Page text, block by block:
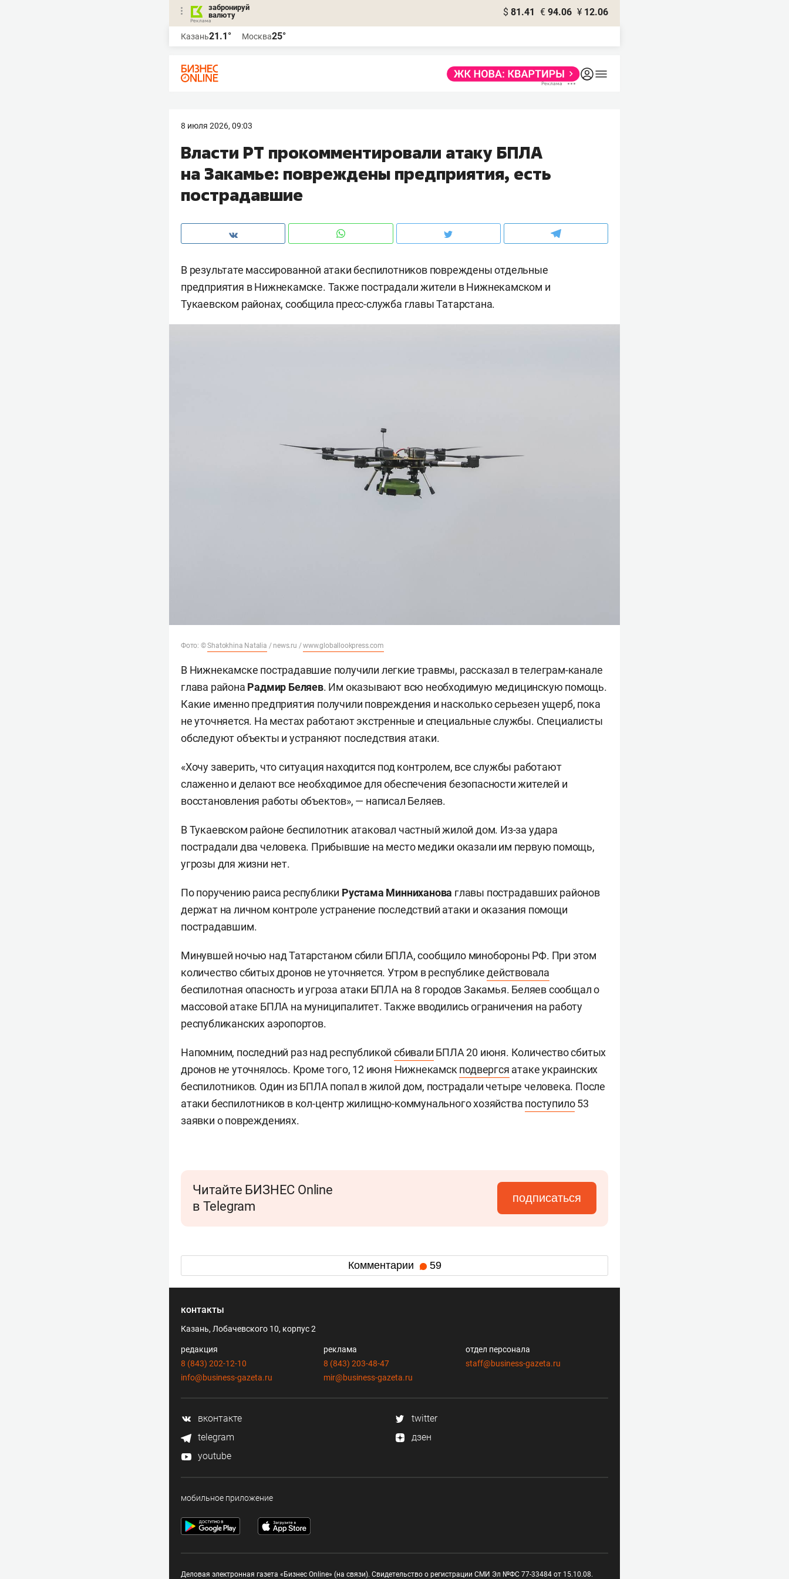
забронируй
валюту
$ 81.41 € 94.06 ¥ 12.06
Казань21.1° Москва25°
8 июля 2026, 09:03
Власти РТ прокомментировали атаку БПЛА
на Закамье: повреждены предприятия, есть
пострадавшие
В результате массированной атаки беспилотников повреждены отдельные
предприятия в Нижнекамске. Также пострадали жители в Нижнекамском и
Тукаевском районах, сообщила пресс-служба главы Татарстана.
Фото: ©Shatokhina Natalia / news.ru /www.globallookpress.com
В Нижнекамске пострадавшие получили легкие травмы, рассказал в телеграм-канале
глава района Радмир Беляев. Им оказывают всю необходимую медицинскую помощь.
Какие именно предприятия получили повреждения и насколько серьезен ущерб, пока
не уточняется. На местах работают экстренные и специальные службы. Специалисты
обследуют объекты и устраняют последствия атаки.
«Хочу заверить, что ситуация находится под контролем, все службы работают
слаженно и делают все необходимое для обеспечения безопасности жителей и
восстановления работы объектов», — написал Беляев.
В Тукаевском районе беспилотник атаковал частный жилой дом. Из-за удара
пострадали два человека. Прибывшие на место медики оказали им первую помощь,
угрозы для жизни нет.
По поручению раиса республики Рустама Минниханова главы пострадавших районов
держат на личном контроле устранение последствий атаки и оказания помощи
пострадавшим.
Минувшей ночью над Татарстаном сбили БПЛА, сообщило минобороны РФ. При этом
количество сбитых дронов не уточняется. Утром в республикедействовала
беспилотная опасность и угроза атаки БПЛА на 8 городов Закамья. Беляев сообщал о
массовой атаке БПЛА на муниципалитет. Также вводились ограничения на работу
республиканских аэропортов.
Напомним, последний раз над республикой сбивали БПЛА 20 июня. Количество сбитых
дронов не уточнялось. Кроме того, 12 июня Нижнекамск подвергся атаке украинских
беспилотников. Один из БПЛА попал в жилой дом, пострадали четыре человека. После
атаки беспилотников в кол-центр жилищно-коммунального хозяйства поступило53
заявки о повреждениях.
Читайте БИЗНЕС Online
в Telegram
подписаться
Комментарии 59
контакты
Казань, Лобачевского 10, корпус 2
редакция
8 (843) 202-12-10
info@business-gazeta.ru
реклама
8 (843) 203-48-47
mir@business-gazeta.ru
отдел персонала
staff@business-gazeta.ru
вконтакте
twitter
telegram
дзен
youtube
мобильное приложение
Деловая электронная газета «Бизнес Online» (на связи). Свидетельство о регистрации СМИ Эл №ФС 77-33484 от 15.10.08.